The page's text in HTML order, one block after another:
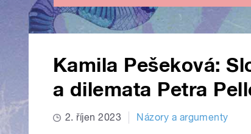
Kamila Pešeková:
a dilemata Petra
2. říjen 2023 Názory a argumenty